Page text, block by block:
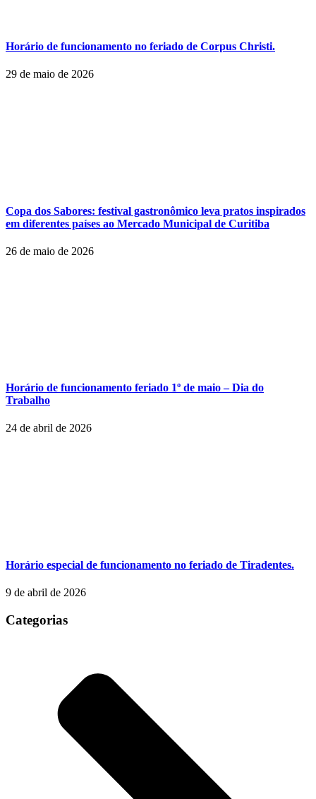
Horário de funcionamento no feriado de Corpus Christi.
29 de maio de 2026
Copa dos Sabores: festival gastronômico leva pratos inspirados
em diferentes países ao Mercado Municipal de Curitiba
26 de maio de 2026
Horário de funcionamento feriado 1º de maio – Dia do
Trabalho
24 de abril de 2026
Horário especial de funcionamento no feriado de Tiradentes.
9 de abril de 2026
Categorias